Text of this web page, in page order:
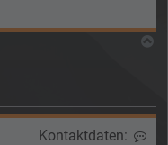
Kontaktdaten: